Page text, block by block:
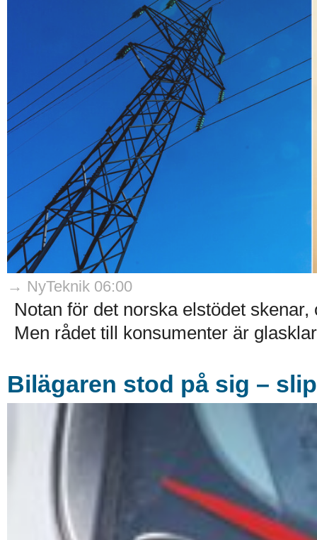
→ NyTeknik 06:00
Notan för det norska elstödet
Men rådet till konsumenter är
Bilägaren stod på sig –